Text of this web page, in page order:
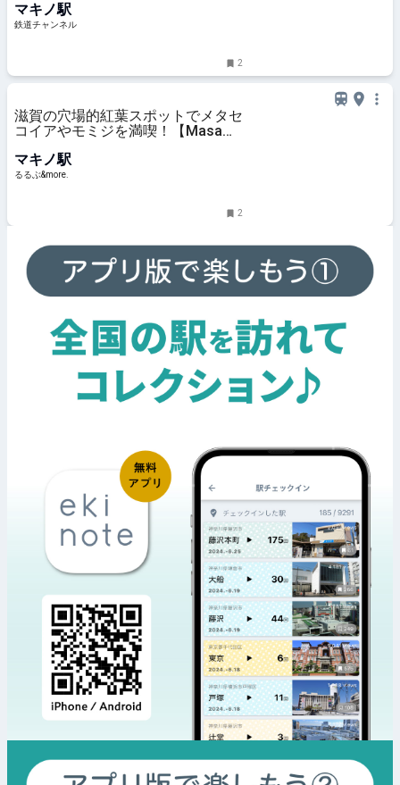
と老舗がつくる絶品 極上シガリズ
ム時間！ 湖畔の超うま鮒寿し＆酒
マキノ駅
鉄道チャンネル
2
滋賀の穴場的紅葉スポットでメタセ
コイアやモミジを満喫！【Masaの
&more.
マキノ駅
るるぶ&more.
2